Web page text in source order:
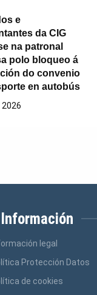
e
da CIG
na patronal
polo bloqueo á
do convenio
en autobús
2026
Información
legal
Protección Datos
de cookies